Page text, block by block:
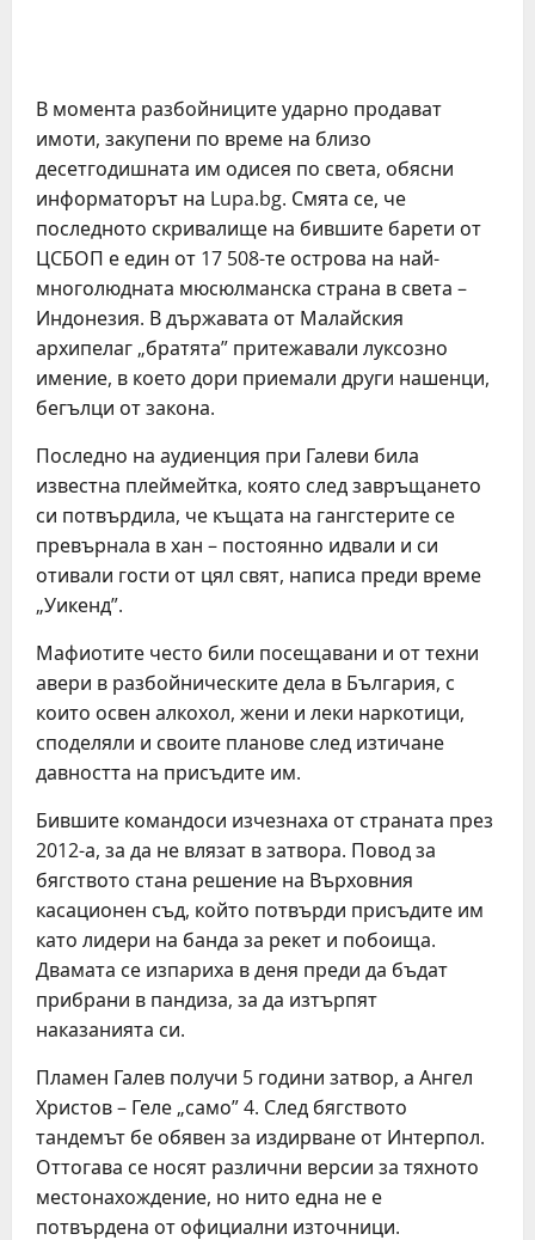
В момента разбойниците ударно продават
имоти, закупени по време на близо
десетгодишната им одисея по света, обясни
информаторът на Lupa.bg. Смята се, че
последното скривалище на бившите барети от
ЦСБОП е един от 17 508-те острова на най-
многолюдната мюсюлманска страна в света –
Индонезия. В държавата от Малайския
архипелаг „братята” притежавали луксозно
имение, в което дори приемали други нашенци,
бегълци от закона.
Последно на аудиенция при Галеви била
известна плеймейтка, която след завръщането
си потвърдила, че къщата на гангстерите се
превърнала в хан – постоянно идвали и си
отивали гости от цял свят, написа преди време
„Уикенд”.
Мафиотите често били посещавани и от техни
авери в разбойническите дела в България, с
които освен алкохол, жени и леки наркотици,
споделяли и своите планове след изтичане
давността на присъдите им.
Бившите командоси изчезнаха от страната през
2012-а, за да не влязат в затвора. Повод за
бягството стана решение на Върховния
касационен съд, който потвърди присъдите им
като лидери на банда за рекет и побоища.
Двамата се изпариха в деня преди да бъдат
прибрани в пандиза, за да изтърпят
наказанията си.
Пламен Галев получи 5 години затвор, а Ангел
Христов – Геле „само” 4. След бягството
тандемът бе обявен за издирване от Интерпол.
Оттогава се носят различни версии за тяхното
местонахождение, но нито една не е
потвърдена от официални източници.